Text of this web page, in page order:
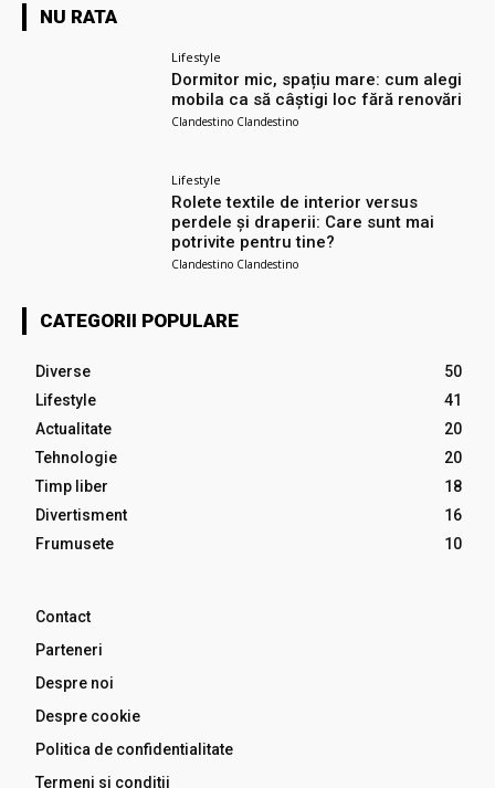
NU RATA
Lifestyle
Dormitor mic, spațiu mare: cum alegi
mobila ca să câștigi loc fără renovări
Clandestino Clandestino
Lifestyle
Rolete textile de interior versus
perdele și draperii: Care sunt mai
potrivite pentru tine?
Clandestino Clandestino
CATEGORII POPULARE
Diverse
50
Lifestyle
41
Actualitate
20
Tehnologie
20
Timp liber
18
Divertisment
16
Frumusete
10
Contact
Parteneri
Despre noi
Despre cookie
Politica de confidentialitate
Termeni si conditii